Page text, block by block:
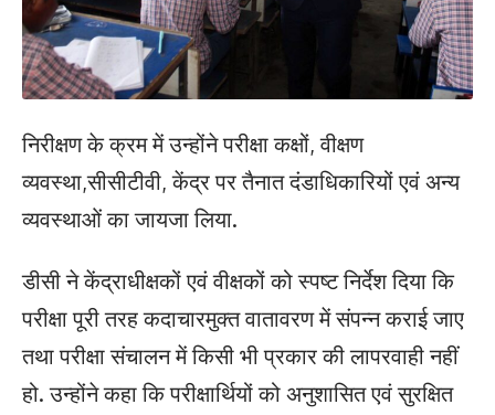
निरीक्षण के क्रम में उन्होंने परीक्षा कक्षों, वीक्षण
व्यवस्था,सीसीटीवी, केंद्र पर तैनात दंडाधिकारियों एवं अन्य
व्यवस्थाओं का जायजा लिया.
डीसी ने केंद्राधीक्षकों एवं वीक्षकों को स्पष्ट निर्देश दिया कि
परीक्षा पूरी तरह कदाचारमुक्त वातावरण में संपन्न कराई जाए
तथा परीक्षा संचालन में किसी भी प्रकार की लापरवाही नहीं
हो. उन्होंने कहा कि परीक्षार्थियों को अनुशासित एवं सुरक्षित